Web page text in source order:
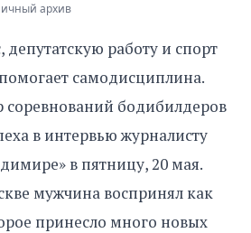
архив
работу и спорт
самодисциплина.
бодибилдеров
в интервью журналисту
в пятницу, 20 мая.
мужчина воспринял как
принесло много новых